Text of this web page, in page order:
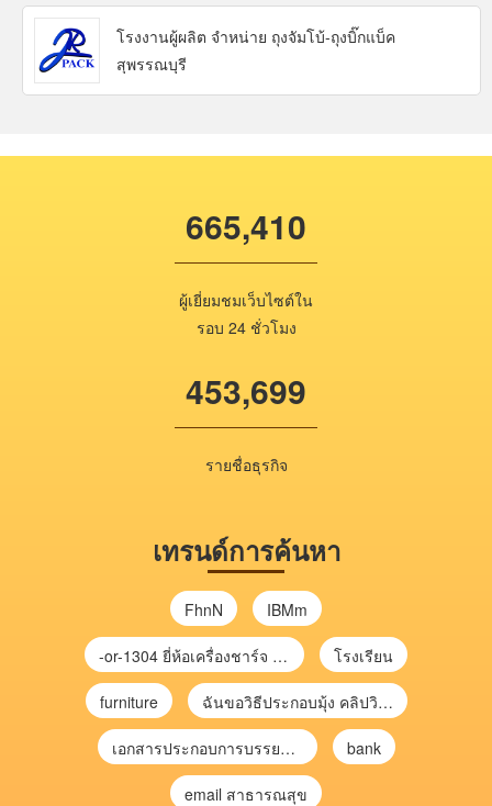
โรงงานผู้ผลิต จำหน่าย ถุงจัมโบ้-ถุงบิ๊กแบ็ค
สุพรรณบุรี
665,410
ผู้เยี่ยมชมเว็บไซต์ใน
รอบ 24 ชั่วโมง
453,699
รายชื่อธุรกิจ
เทรนด์การค้นหา
FhnN IBMm
-or-1304 ยี่ห้อเครื่องชาร์จ chargecore โรงเรียน
furniture ฉันขอวิธีประกอบมุ้ง คลิปวิดีโอ การประกอบมุ้ง
เอกสารประกอบการบรรยาย การประเมินความเสี่ยงเพื่อวางแผนการตรวจสอบ \ bank
email สาธารณสุข